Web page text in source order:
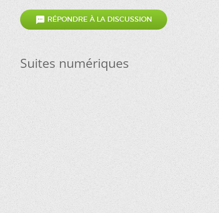
 RÉPONDRE À LA DISCUSSION
Suites numériques